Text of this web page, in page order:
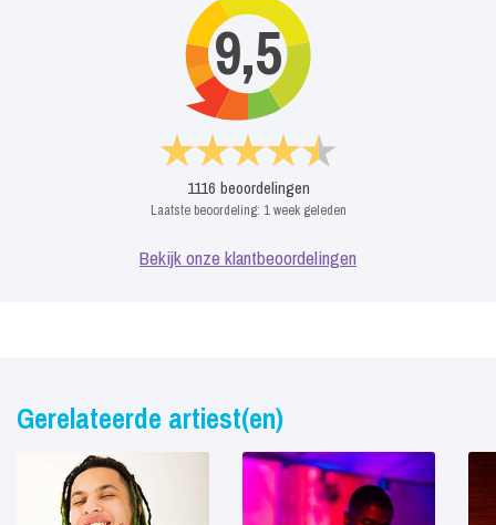
9,5
1116 beoordelingen
Laatste beoordeling: 1 week geleden
Bekijk onze klantbeoordelingen
Gerelateerde artiest(en)